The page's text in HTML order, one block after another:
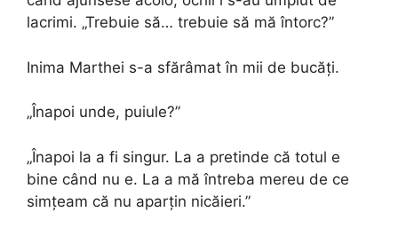
lacrimi. „Trebuie să… trebuie să mă întorc?”
Inima Marthei s-a sfărâmat în mii de bucăți.
„Înapoi unde, puiule?”
„Înapoi la a fi singur. La a pretinde că totul e
bine când nu e. La a mă întreba mereu de ce
simțeam că nu aparțin nicăieri.”